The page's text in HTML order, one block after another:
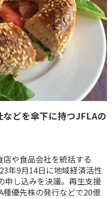
どを傘下に持つJFLAの
店や食品会社を統括する
年9月14日に地域経済活性
申し込みを決議。再生支援
種優先株の発行などで20億